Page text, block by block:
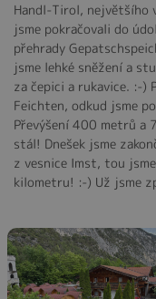
Handl-Tirol, největšího
jsme pokračovali do
přehrady
jsme lehké sněžení a
za čepici a rukavice. :-)
Feichten, odkud jsme
Převýšení 400 metrů a
stál! Dnešek jsme
z vesnice Imst, tou
kilometru! :-) Už jsme